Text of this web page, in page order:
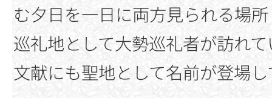
む夕日を一日に両方見られる場
巡礼地として大勢巡礼者が訪れ
文献にも聖地として名前が登場